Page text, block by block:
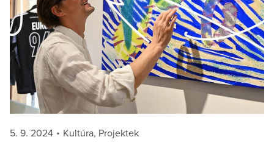
Posted
5. 9. 2024 Categories
Kultúra, Projektek